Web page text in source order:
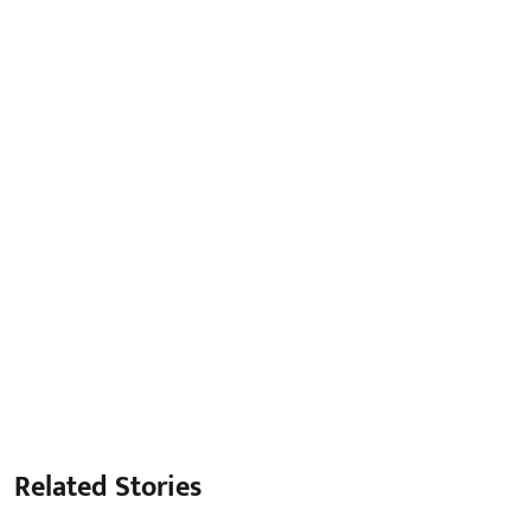
Related Stories